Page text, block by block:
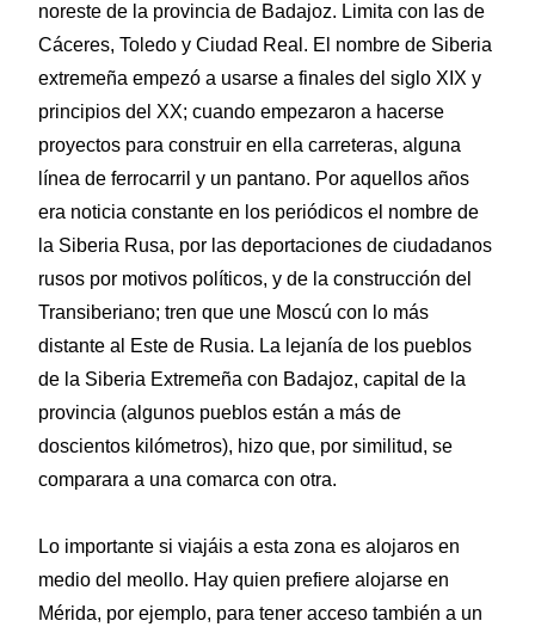
noreste de la provincia de Badajoz. Limita con las de
Cáceres, Toledo y Ciudad Real. El nombre de Siberia
extremeña empezó a usarse a finales del siglo XIX y
principios del XX; cuando empezaron a hacerse
proyectos para construir en ella carreteras, alguna
línea de ferrocarril y un pantano. Por aquellos años
era noticia constante en los periódicos el nombre de
la Siberia Rusa, por las deportaciones de ciudadanos
rusos por motivos políticos, y de la construcción del
Transiberiano; tren que une Moscú con lo más
distante al Este de Rusia. La lejanía de los pueblos
de la Siberia Extremeña con Badajoz, capital de la
provincia (algunos pueblos están a más de
doscientos kilómetros), hizo que, por similitud, se
comparara a una comarca con otra.
Lo importante si viajáis a esta zona es alojaros en
medio del meollo. Hay quien prefiere alojarse en
Mérida, por ejemplo, para tener acceso también a un